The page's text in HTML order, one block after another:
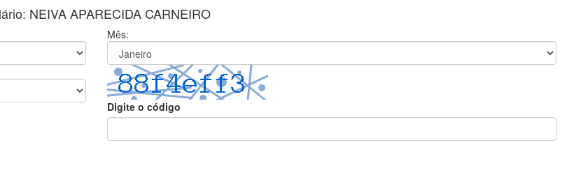
NEIVA APARECIDA CARNEIRO
Mês:
Digite o código